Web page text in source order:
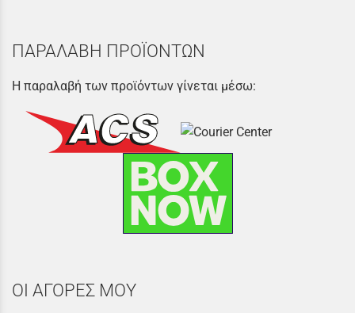
ΠΑΡΑΛΑΒΗ ΠΡΟΪΟΝΤΩΝ
Η παραλαβή των προϊόντων γίνεται μέσω:
ΟΙ ΑΓΟΡΕΣ ΜΟΥ